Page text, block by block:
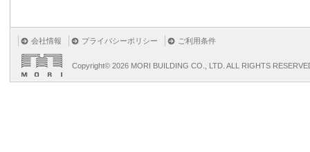
会社情報 プライバシーポリシー ご利用条件
Copyright© 2026 MORI BUILDING CO., LTD. ALL RIGHTS